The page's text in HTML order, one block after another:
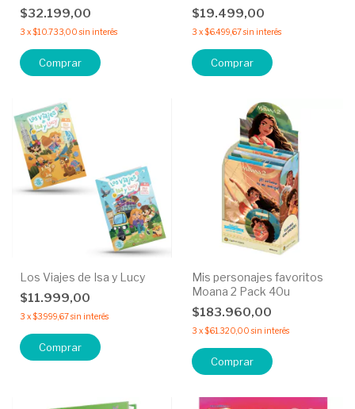
$32.199,00
3 x$10.733,00 sin interés
$19.499,00
3 x$6.499,67sin interés
Los Viajes de Isa y Lucy
$11.999,00
3 x$3.999,67sin interés
Comprar
Mis personajes favoritos
Moana 2 Pack 40u
$183.960,00
3 x$61.320,00 sin interés